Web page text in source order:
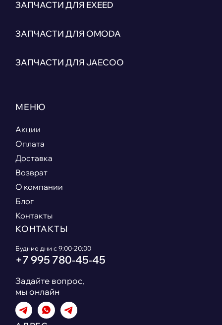
ЗАПЧАСТИ ДЛЯ EXEED
ЗАПЧАСТИ ДЛЯ OMODA
ЗАПЧАСТИ ДЛЯ JAECOO
МЕНЮ
Акции
Оплата
Доставка
Возврат
О компании
Блог
Контакты
КОНТАКТЫ
Будние дни с 9:00-20:00
+7 995 780‑45‑45
Задайте вопрос,
мы онлайн